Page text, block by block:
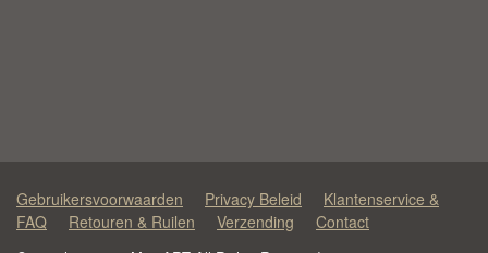
Gebruikersvoorwaarden Privacy Beleid
Klantenservice &
FAQ
Retouren & Ruilen Verzending Contact